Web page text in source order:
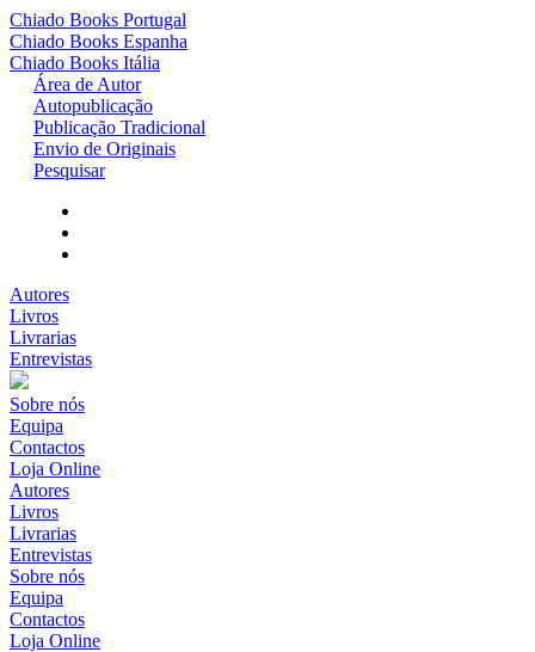
Chiado Books Portugal
Chiado Books Espanha
Chiado Books Itália
Área de Autor
Autopublicação
Publicação Tradicional
Envio de Originais
Pesquisar
Autores
Livros
Livrarias
Entrevistas
Sobre nós
Equipa
Contactos
Loja Online
Autores
Livros
Livrarias
Entrevistas
Sobre nós
Equipa
Contactos
Loja Online